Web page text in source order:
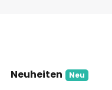
Neuheiten Neu